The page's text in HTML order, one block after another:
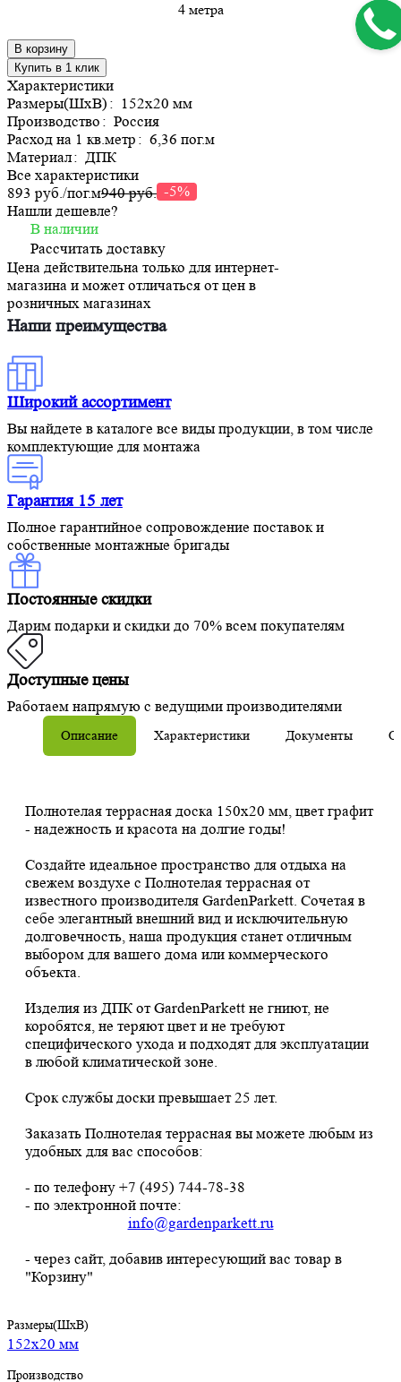
4 метра
В корзину
Купить в 1 клик
Характеристики
Размеры(ШхВ): 152х20 мм
Производство: Россия
Расход на 1 кв.метр: 6,36 пог.м
Материал: ДПК
Все характеристики
893 руб./пог.м940 руб. -5%
Нашли дешевле?
В наличии
Рассчитать доставку
Цена действительна только для интернет-
магазина и может отличаться от цен в
розничных магазинах
Наши преимущества
Широкий ассортимент
Вы найдете в каталоге все виды продукции, в том числе
комплектующие для монтажа
Гарантия 15 лет
Полное гарантийное сопровождение поставок и
собственные монтажные бригады
Постоянные скидки
Дарим подарки и скидки до 70% всем покупателям
Доступные цены
Работаем напрямую с ведущими производителями
Описание Характеристики Документы
Полнотелая террасная доска 150х20 мм, цвет графит
- надежность и красота на долгие годы!
Создайте идеальное пространство для отдыха на
свежем воздухе с Полнотелая террасная от
известного производителя GardenParkett. Сочетая в
себе элегантный внешний вид и исключительную
долговечность, наша продукция станет отличным
выбором для вашего дома или коммерческого
объекта.
Изделия из ДПК от GardenParkett не гниют, не
коробятся, не теряют цвет и не требуют
специфического ухода и подходят для эксплуатации
в любой климатической зоне.
Срок службы доски превышает 25 лет.
Заказать Полнотелая террасная вы можете любым из
удобных для вас способов:
- по телефону +7 (495) 744-78-38
- по электронной почте:
info@gardenparkett.ru
- через сайт, добавив интересующий вас товар в
"Корзину"
Размеры(ШхВ)
152х20 мм
Производство